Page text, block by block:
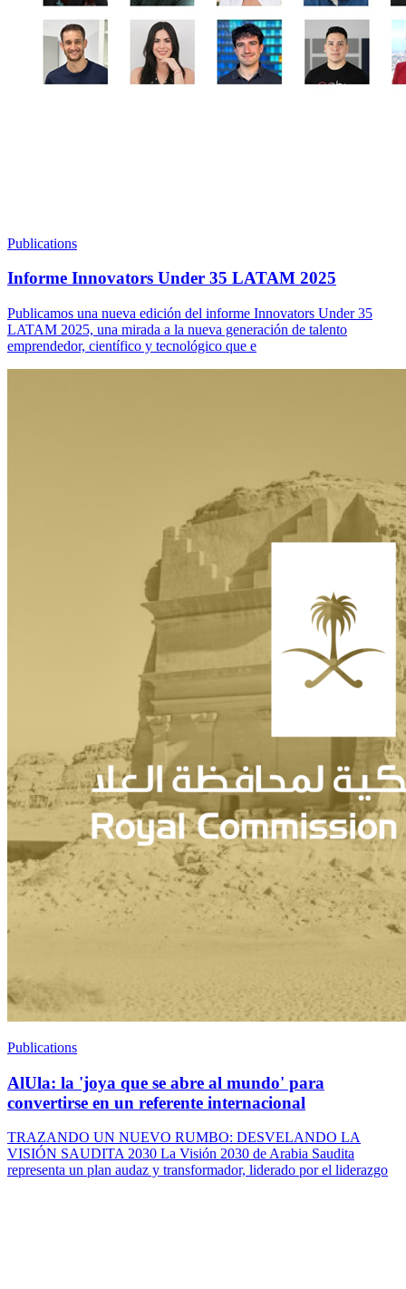
Publications
Informe Innovators Under 35 LATAM 2025
Publicamos una nueva edición del informe Innovators Under 35
LATAM 2025, una mirada a la nueva generación de talento
emprendedor, científico y tecnológico que e
Publications
AlUla: la 'joya que se abre al mundo' para
convertirse en un referente internacional
TRAZANDO UN NUEVO RUMBO: DESVELANDO LA
VISIÓN SAUDITA 2030 La Visión 2030 de Arabia Saudita
representa un plan audaz y transformador, liderado por el liderazgo